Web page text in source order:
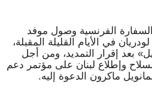
الفرنسية وصول موفد
في الأيام القليلة المقبلة،
بعد إقرار التمديد، ومن أجل
وإطلاع لبنان على مؤتمر دعم
ماكرون الدعوة إليه.